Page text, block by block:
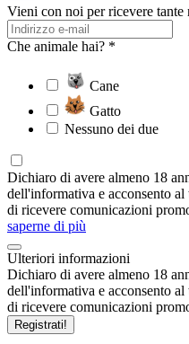
Vieni con noi per ricevere
Che animale hai? *
Cane
Gatto
Nessuno dei due
Dichiaro di avere almeno 18
dell'informativa e acconsento
di ricevere comunicazioni
saperne di più
Ulteriori informazioni
Dichiaro di avere almeno 18
dell'informativa e acconsento
di ricevere comunicazioni
Registrati!